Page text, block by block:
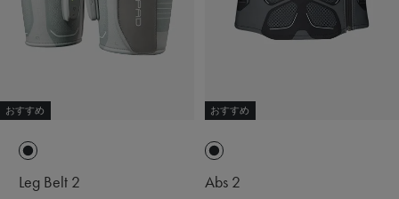
おすすめ
Leg Belt 2
おすすめ
Abs 2